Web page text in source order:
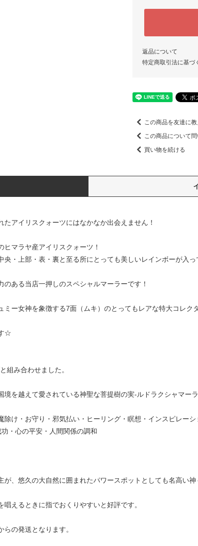
返品について
特定商取引法に基づ
この商品を友達に教
この商品について
買い物を続ける
アイリスクォーツにはなかなか出会えません！
マラヤ産アイリスクォーツ！
央・上部・表・裏と至る所にとっても美しいレインボーが入
ある当店一押しのスペシャルマーラーです！
ミー女神を象徴する7面（ムキ）のとってもレアな特大コレ
☆
組み合わせました。
を越えて愛されている神聖な菩提樹の実-ルドラクシャマーラ
け・お守り・邪気払い・ヒーリング・瞑想・インスピレーシ
・心の平安・人間関係の調和
が、悠久の大自然に囲まれたパワースポットとしても名高い
えるときに指でおくりやすいと好評です。
の発送となります。